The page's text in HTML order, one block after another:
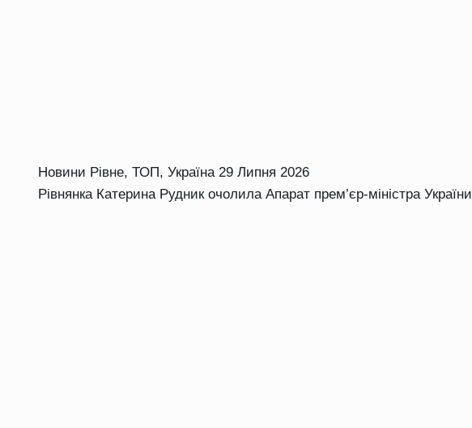
Новини Рівне, ТОП, Україна 29 Липня 2026
Рівнянка Катерина Рудник очолила Апарат прем’єр-міністра України